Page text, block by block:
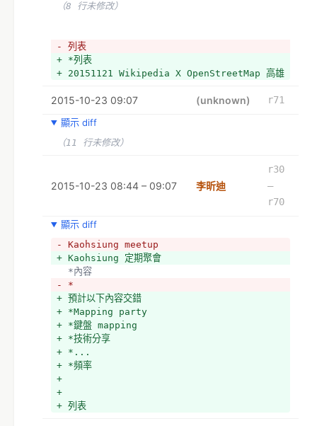
（8 行未修改）
- 列表
+ *列表
+ 20151121 Wikipedia X OpenStreetMap 高雄
2015-10-23 09:07 (unknown)
r71
顯示 diff
（11 行未修改）
2015-10-23 08:44 – 09:07 李昕迪
r30
–
r70
顯示 diff
- Kaohsiung meetup
+ Kaohsiung 定期聚會
  *內容
- *
+ 預計以下內容交錯
+ *Mapping party
+ *鍵盤 mapping
+ *技術分享
+ *...
+ *頻率
+
+
+ 列表